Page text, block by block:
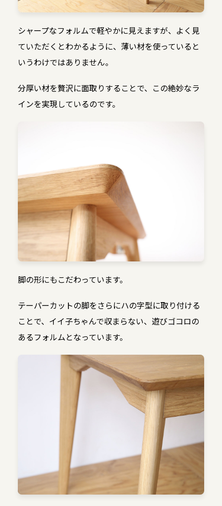
シャープなフォルムで軽やかに見えますが、よく見
ていただくとわかるように、薄い材を使っていると
いうわけではありません。
分厚い材を贅沢に面取りすることで、この絶妙なラ
インを実現しているのです。
脚の形にもこだわっています。
テーパーカットの脚をさらにハの字型に取り付ける
ことで、イイ子ちゃんで収まらない、遊びゴコロの
あるフォルムとなっています。